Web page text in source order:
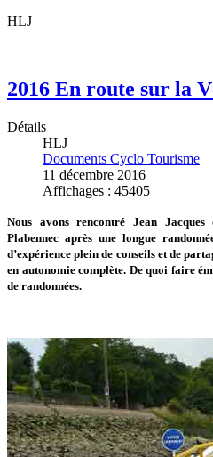
HLJ
2016 En route sur la
Détails
HLJ
Documents Cyclo Tourisme
11 décembre 2016
Affichages : 45405
Nous avons rencontré Jean Jacques
Plabennec après une longue
d’expérience plein de conseils et de
en autonomie complète. De quoi faire
de randonnées.